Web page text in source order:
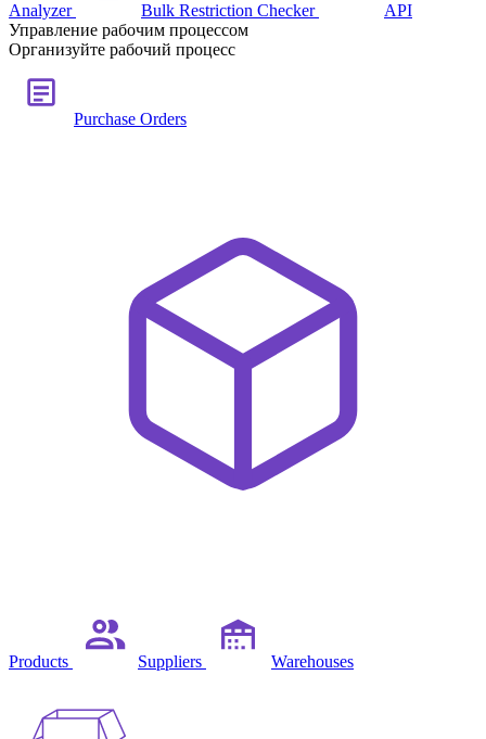
Analyzer Bulk Restriction Checker
API
Управление рабочим процессом
Организуйте рабочий процесс
Purchase Orders
Products Suppliers Warehouses